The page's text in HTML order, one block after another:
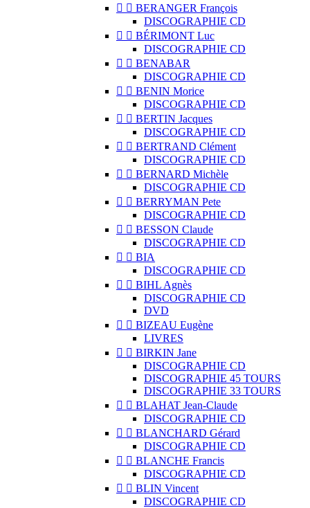
  BERANGER François
DISCOGRAPHIE CD
  BÉRIMONT Luc
DISCOGRAPHIE CD
  BENABAR
DISCOGRAPHIE CD
  BENIN Morice
DISCOGRAPHIE CD
  BERTIN Jacques
DISCOGRAPHIE CD
  BERTRAND Clément
DISCOGRAPHIE CD
  BERNARD Michèle
DISCOGRAPHIE CD
  BERRYMAN Pete
DISCOGRAPHIE CD
  BESSON Claude
DISCOGRAPHIE CD
  BIA
DISCOGRAPHIE CD
  BIHL Agnès
DISCOGRAPHIE CD
DVD
  BIZEAU Eugène
LIVRES
  BIRKIN Jane
DISCOGRAPHIE CD
DISCOGRAPHIE 45 TOURS
DISCOGRAPHIE 33 TOURS
  BLAHAT Jean-Claude
DISCOGRAPHIE CD
  BLANCHARD Gérard
DISCOGRAPHIE CD
  BLANCHE Francis
DISCOGRAPHIE CD
  BLIN Vincent
DISCOGRAPHIE CD